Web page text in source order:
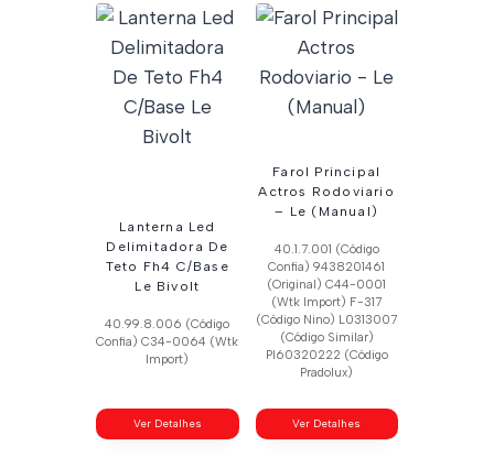
Lanterna Led
Delimitadora De
Teto Fh4 C/Base
Le Bivolt
40.99.8.006 (Código
Confia) C34-0064 (Wtk
Import)
Ver Detalhes
Farol Principal
Actros Rodoviario
– Le (Manual)
40.1.7.001 (Código
Confia) 9438201461
(Original) C44-0001
(Wtk Import) F-317
(Código Nino) L0313007
(Código Similar)
Pl60320222 (Código
Pradolux)
Ver Detalhes